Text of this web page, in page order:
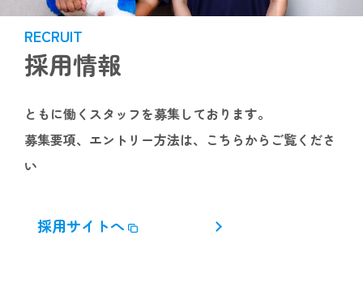
RECRUIT
採用情報
ともに働くスタッフを募集しております。
募集要項、エントリー方法は、こちらからご覧くださ
い
採用サイトへ